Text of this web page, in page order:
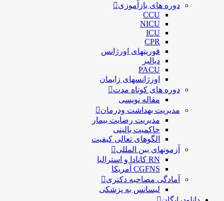
دوره های بازآموزی
CCU
NICU
ICU
CPR
فوریتهای اورژانس
دیالیز
PACU
اورژانسهای زایمان
دوره های کوتاه مدت
مقاله نویسی
مدیریت بهداشت ودرمان
مديريت رضايت بيمار
حاكميت بالينی
الگوهای تعالی کيفيت
آزمونهای بین المللی
RN کانادا و استرالیا
CGFNS آمریکا
آمادگی مصاحبه دکتری
لیسانس به پزشکی